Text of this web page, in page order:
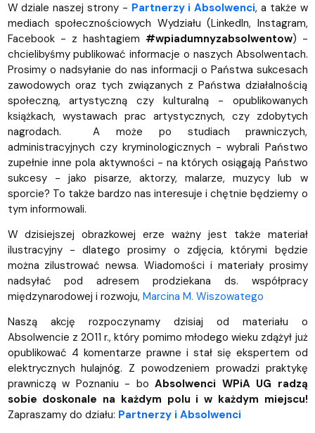
W dziale naszej strony - Partnerzy i Absolwenci, a także w
mediach społecznościowych Wydziału (LinkedIn, Instagram,
Facebook - z hashtagiem #wpiadumnyzabsolwentow) -
chcielibyśmy publikować informacje o naszych Absolwentach.
Prosimy o nadsyłanie do nas informacji o Państwa sukcesach
zawodowych oraz tych związanych z Państwa działalnością
społeczną, artystyczną czy kulturalną - opublikowanych
książkach, wystawach prac artystycznych, czy zdobytych
nagrodach. A może po studiach prawniczych,
administracyjnych czy kryminologicznych - wybrali Państwo
zupełnie inne pola aktywności - na których osiągają Państwo
sukcesy - jako pisarze, aktorzy, malarze, muzycy lub w
sporcie? To także bardzo nas interesuje i chętnie będziemy o
tym informowali.
W dzisiejszej obrazkowej erze ważny jest także materiał
ilustracyjny - dlatego prosimy o zdjęcia, którymi będzie
można zilustrować newsa. Wiadomości i materiały prosimy
nadsyłać pod adresem prodziekana ds. współpracy
międzynarodowej i rozwoju, Marcina M. Wiszowatego
Naszą akcję rozpoczynamy dzisiaj od materiału o
Absolwencie z 2011 r., który pomimo młodego wieku zdążył już
opublikować 4 komentarze prawne i stał się ekspertem od
elektrycznych hulajnóg. Z powodzeniem prowadzi praktykę
prawniczą w Poznaniu - bo Absolwenci WPiA UG radzą
sobie doskonale na każdym polu i w każdym miejscu!
Zapraszamy do działu: Partnerzy i Absolwenci